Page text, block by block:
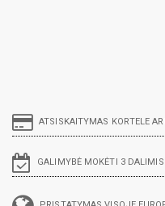
ATSISKAITYMAS KORTELE
GALIMYBĖ MOKĖTI 3